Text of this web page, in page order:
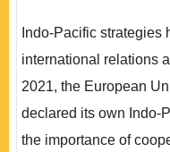
Indo-Pacific strategies
international relations
2021, the European
declared its own Indo-
the importance of